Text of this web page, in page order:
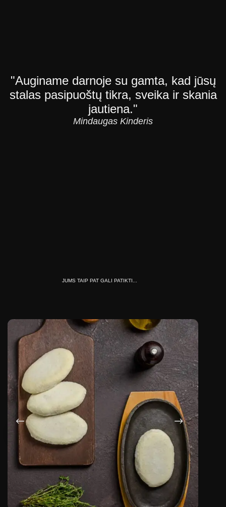
"Auginame darnoje su gamta, kad jūsų
stalas pasipuoštų tikra, sveika ir skania
jautiena."
Mindaugas Kinderis
JUMS TAIP PAT GALI PATIKTI...